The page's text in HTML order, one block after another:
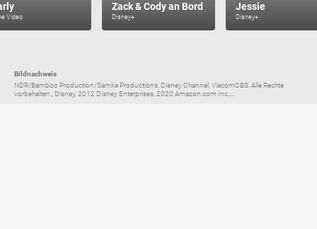
Video
Zack & Cody an Bord
Disney+
Jessie
Disney+
Bildnachweis
NDR/Bamboo Production/Samka Productions, Disney Channel, ViacomCBS. Alle Rechte
vorbehalten., Disney, 2012 Disney Enterprises, 2020 Amazon.com Inc.,...